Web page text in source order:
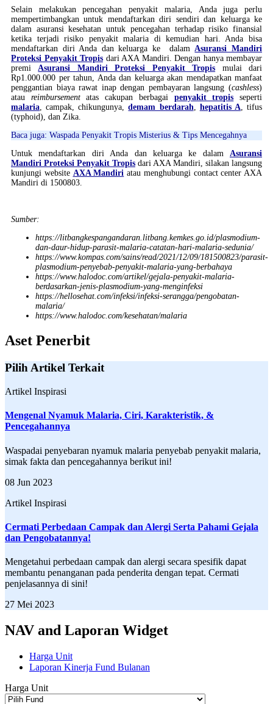
Selain melakukan pencegahan penyakit malaria, Anda juga perlu
mempertimbangkan untuk mendaftarkan diri sendiri dan keluarga ke
dalam asuransi kesehatan untuk pencegahan terhadap risiko finansial
ketika terjadi risiko penyakit malaria di kemudian hari. Anda bisa
mendaftarkan diri Anda dan keluarga ke dalam Asuransi Mandiri
Proteksi Penyakit Tropis dari AXA Mandiri. Dengan hanya membayar
premi Asuransi Mandiri Proteksi Penyakit Tropis mulai dari
Rp1.000.000 per tahun, Anda dan keluarga akan mendapatkan manfaat
penggantian biaya rawat inap dengan pembayaran langsung (cashless)
atau reimbursementatas cakupan berbagai penyakit tropis seperti
malaria , campak, chikungunya,demam berdarah hepatitis A , tifus
(typhoid), dan Zika.
Baca juga: Waspada Penyakit Tropis Misterius & Tips Mencegahnya
Untuk mendaftarkan diri Anda dan keluarga ke dalam Asuransi
Mandiri Proteksi Penyakit Tropis dari AXA Mandiri, silakan langsung
kunjungi website AXA Mandiri atau menghubungi contact center AXA
Mandiri di 1500803.
Sumber:
https://litbangkespangandaran.litbang.kemkes.go.id/plasmodium-
dan-daur-hidup-parasit-malaria-catatan-hari-malaria-sedunia/
https://www.kompas.com/sains/read/2021/12/09/181500823/parasit-
plasmodium-penyebab-penyakit-malaria-yang-berbahaya
https://www.halodoc.com/artikel/gejala-penyakit-malaria-
berdasarkan-jenis-plasmodium-yang-menginfeksi
https://hellosehat.com/infeksi/infeksi-serangga/pengobatan-
malaria/
https://www.halodoc.com/kesehatan/malaria
Aset Penerbit
Pilih Artikel Terkait
Artikel Inspirasi
Mengenal Nyamuk Malaria, Ciri, Karakteristik, &
Pencegahannya
Waspadai penyebaran nyamuk malaria penyebab penyakit malaria,
simak fakta dan pencegahannya berikut ini!
08 Jun 2023
Artikel Inspirasi
Cermati Perbedaan Campak dan Alergi Serta Pahami Gejala
dan Pengobatannya!
Mengetahui perbedaan campak dan alergi secara spesifik dapat
membantu penanganan pada penderita dengan tepat. Cermati
penjelasannya di sini!
27 Mei 2023
NAV and Laporan Widget
Harga Unit
Laporan Kinerja Fund Bulanan
Harga Unit